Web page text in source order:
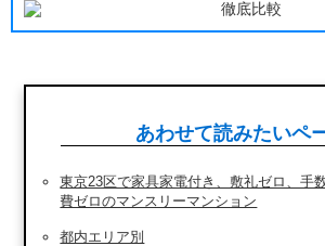
あわせて読みたいペ
東京23区で家具家電付き、敷礼ゼロ、手
費ゼロのマンスリーマンション
都内エリア別